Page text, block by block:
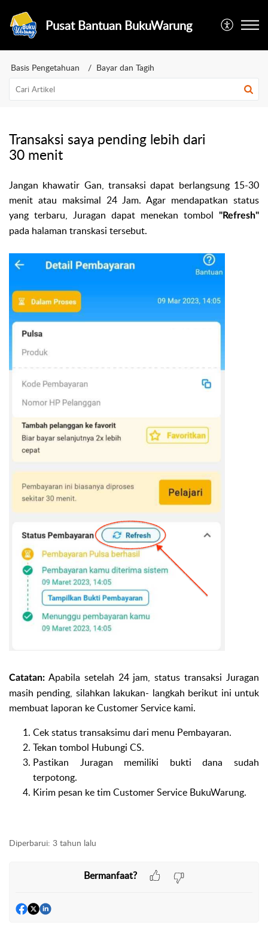
Pusat Bantuan BukuWarung
Basis Pengetahuan Bayar dan Tagih
Transaksi saya pending lebih dari
30 menit
Jangan khawatir Gan, transaksi dapat berlangsung 15-30
menit atau maksimal 24 Jam. Agar mendapatkan status
yang terbaru, Juragan dapat menekan tombol
"Refresh"
pada halaman transkasi tersebut.
Catatan: Apabila setelah 24 jam, status transaksi Juragan
masih pending, silahkan lakukan- langkah berikut ini untuk
membuat laporan ke Customer Service kami.
Cek status transaksimu dari menu Pembayaran.
Tekan tombol Hubungi CS.
Pastikan Juragan memiliki bukti dana sudah
terpotong.
Kirim pesan ke tim Customer Service BukuWarung.
Diperbarui: 3 tahun lalu
Bermanfaat?